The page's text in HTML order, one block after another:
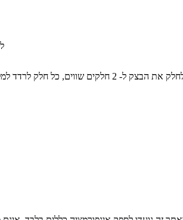
ליצירת שבלולים: לחלק את הבצק ל- 2